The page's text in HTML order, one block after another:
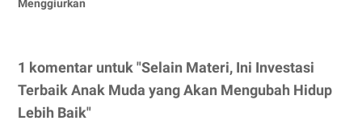
Menggiurkan
1 komentar untuk "Selain Materi, Ini Investasi
Terbaik Anak Muda yang Akan Mengubah Hidup
Lebih Baik"